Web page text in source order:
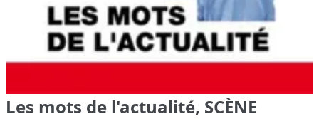
Les mots de l'actualité, SCÈNE